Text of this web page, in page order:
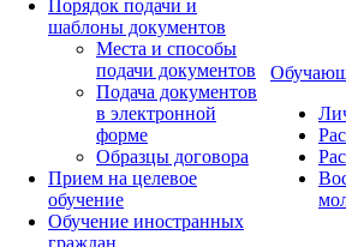
Порядок подачи и
шаблоны документов
Места и способы
подачи документов
Подача документов
в электронной
форме
Образцы договора
Прием на целевое
обучение
Обучение иностранных
граждан